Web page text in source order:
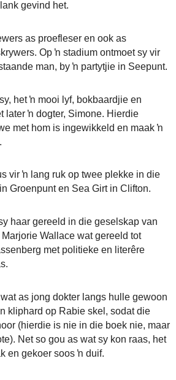
gevind het.
as proefleser en ook as
Op ŉ stadium ontmoet sy vir
man, by ŉ partytjie in Seepunt.
het ŉ mooi lyf, bokbaardjie en
later ŉ dogter, Simone. Hierdie
met hom is ingewikkeld en maak ŉ
vir ŉ lang ruk op twee plekke in die
Groenpunt en Sea Girt in Clifton.
haar gereeld in die geselskap van
Wallace wat gereeld tot
met politieke en literêre
as jong dokter langs hulle gewoon
kliphard op Rabie skel, sodat die
(hierdie is nie in die boek nie, maar
Net so gou as wat sy kon raas, het
en gekoer soos ŉ duif.